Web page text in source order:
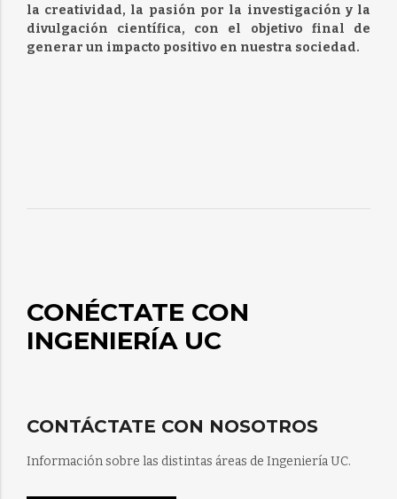
la creatividad, la pasión por la investigación y la
divulgación científica, con el objetivo final de
generar un impacto positivo en nuestra sociedad.
CONÉCTATE CON
INGENIERÍA UC
CONTÁCTATE CON NOSOTROS
Información sobre las distintas áreas de Ingeniería UC.